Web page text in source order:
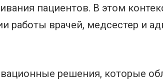
пациентов. В этом
врачей, медсестер и
решения, которые